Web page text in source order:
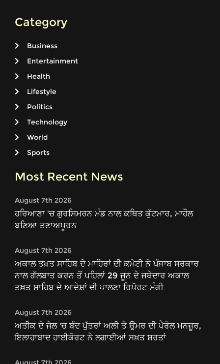
Category
Business
Entertainment
Health
Lifestyle
Politics
Technology
World
Sports
Most Recent News
August 7th 2026
ਹਰਿਆਣਾ 'ਚ ਗੁਰਸਿਮਰਨ ਮੰਡ ਨਾਲ ਕਥਿਤ ਕੁੱਟਮਾਰ, ਮਾਹੌਲ
ਬਣਿਆ ਤਣਾਅਪੂਰਨ
August 7th 2026
ਅਕਾਲ ਤਖ਼ਤ ਸਾਹਿਬ ਦੇ ਮਾਹਿਰਾਂ ਦੀ ਕਮੇਟੀ ਨੇ ਪੰਜਾਬ ਸਰਕਾਰ
ਨਾਲ ਗੱਲਬਾਤ ਕਰਨ ਤੋਂ ਪਹਿਲਾਂ 29 ਜੂਨ ਦੇ ਜਥੇਦਾਰ ਅਕਾਲ
ਤਖ਼ਤ ਸਾਹਿਬ ਦੇ ਆਦੇਸ਼ਾਂ ਦੀ ਪਾਲਣਾ ਰਿਪੋਰਟ ਮੰਗੀ
August 7th 2026
ਅਤੀਕ ਦੇ ਜੇਲ 'ਚ ਬੰਦ ਪੁੱਤਰਾਂ ਅਲੀ ਤੇ ਉਮਰ ਦੀ ਪੈਰੋਲ ਮਨਜ਼ੂਰ,
ਇਲਾਹਾਬਾਦ ਹਾਈਕੋਰਟ ਨੇ ਲਗਾਈਆਂ ਸਖ਼ਤ ਸ਼ਰਤਾਂ